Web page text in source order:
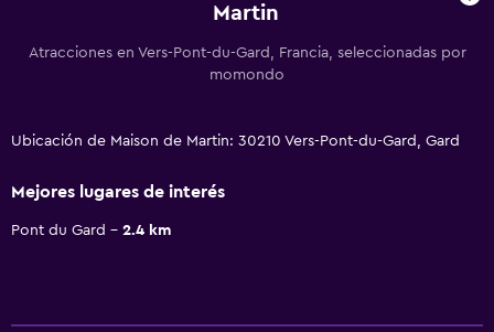
Martin
Atracciones en Vers-Pont-du-Gard, Francia, seleccionadas por
momondo
Ubicación de Maison de Martin: 30210 Vers-Pont-du-Gard, Gard
Mejores lugares de interés
Pont du Gard 2.4 km